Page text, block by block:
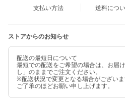
支払い方法 送料につ
ストアからのお知らせ
配送の最短日について
最短での配送をご希望の場合は、お届
し」のままでご注文ください。
※配送状況で変更となる場合がござい
ご了承のほどお願い申し上げます。